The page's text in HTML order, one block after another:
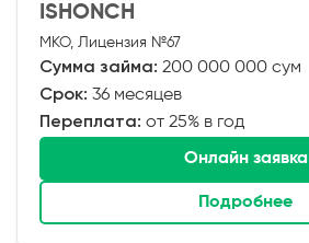
ISHONCH
МКО, Лицензия №67
Сумма займа: 200 000 000 сум
Срок: 36 месяцев
Переплата: от 25% в год
Онлайн заявка
Подробнее